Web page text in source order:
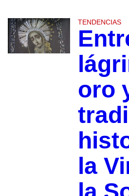
TENDENCIAS
oro
la